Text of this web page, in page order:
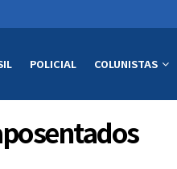
POLICIAL COLUNISTAS